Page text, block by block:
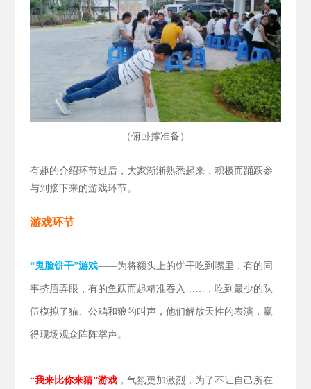
（俯卧撑准备 ）
有趣的介绍环节过后，大家渐渐熟悉起来，积极而踊跃参
与到接下来的游戏环节。
游戏环节
“鬼脸饼干”游戏——为将额头上的饼干吃到嘴里，有的同
事挤眉弄眼，有的鱼跃而起精准吞入……，吃到最少的队
伍模拟了猫、公鸡和狼的叫声，他们解放天性的表演，赢
得现场观众阵阵掌声。
“我来比你来猜”游戏，气氛更加激烈，为了不让自己所在